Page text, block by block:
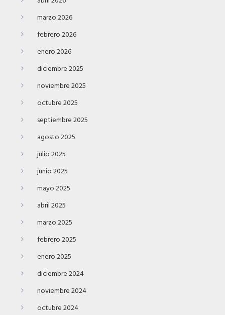
marzo 2026
febrero 2026
enero 2026
diciembre 2025
noviembre 2025
octubre 2025
septiembre 2025
agosto 2025
julio 2025
junio 2025
mayo 2025
abril 2025
marzo 2025
febrero 2025
enero 2025
diciembre 2024
noviembre 2024
octubre 2024